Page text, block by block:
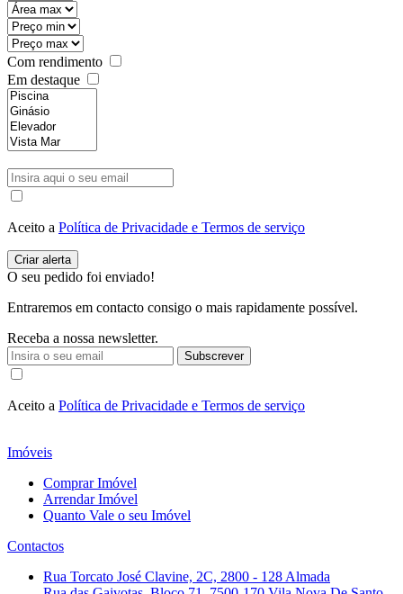
Com rendimento
Em destaque
Aceito a Política de Privacidade e Termos de serviço
O seu pedido foi enviado!
Entraremos em contacto consigo o mais rapidamente possível.
Receba a nossa newsletter.
Subscrever
Aceito a Política de Privacidade e Termos de serviço
Imóveis
Comprar Imóvel
Arrendar Imóvel
Quanto Vale o seu Imóvel
Contactos
Rua Torcato José Clavine, 2C, 2800 - 128 Almada